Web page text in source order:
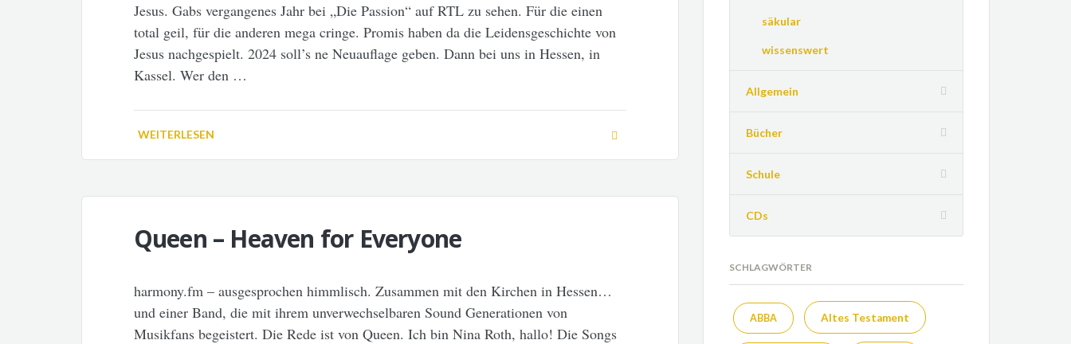
Jesus. Gabs vergangenes Jahr bei „Die Passion“ auf RTL zu sehen. Für die einen
total geil, für die anderen mega cringe. Promis haben da die Leidensgeschichte von
Jesus nachgespielt. 2024 soll’s ne Neuauflage geben. Dann bei uns in Hessen, in
Kassel. Wer den …
WEITERLESEN
Queen – Heaven for Everyone
harmony.fm – ausgesprochen himmlisch. Zusammen mit den Kirchen in Hessen…
und einer Band, die mit ihrem unverwechselbaren Sound Generationen von
Musikfans begeistert. Die Rede ist von Queen. Ich bin Nina Roth, hallo! Die Songs
säkular
wissenswert
Allgemein
Bücher
Schule
CDs
SCHLAGWÖRTER
ABBA Altes Testament